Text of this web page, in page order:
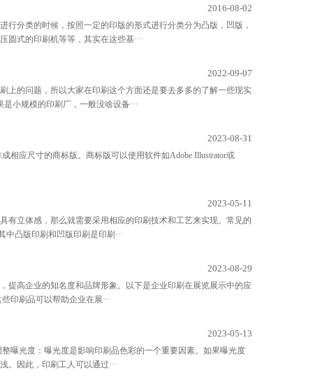
2016-08-02
分类的时候，按照一定的印版的形式进行分类分为凸版，凹版，
式的印刷机等等，其实在这些基···
2022-09-07
上的问题，所以大家在印刷这个方面还是要去多多的了解一些现实
小规模的印刷厂，一般没啥设备···
2023-08-31
相应尺寸的商标版。商标版可以使用软件如Adobe Illustrator或
2023-05-11
有立体感，那么就需要采用相应的印刷技术和工艺来实现。常见的
凸版印刷和凹版印刷是印刷···
2023-08-29
提高企业的知名度和品牌形象。以下是企业印刷在展览展示中的应
印刷品可以帮助企业在展···
2023-05-13
曝光度：曝光度是影响印刷品色彩的一个重要因素。如果曝光度
因此，印刷工人可以通过···